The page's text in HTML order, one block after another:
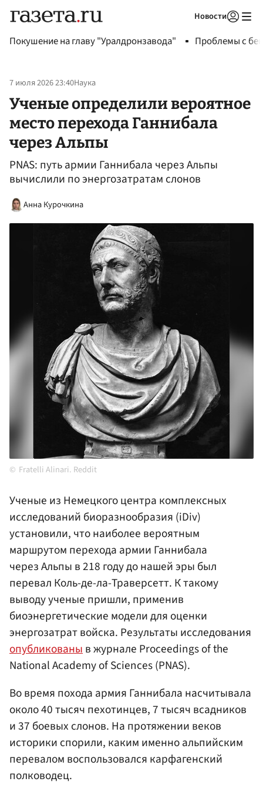
Новости
Покушение на главу "Уралдронзавода" Проблемы с
7 июля 2026 23:40Наука
Ученые определили вероятное
место перехода Ганнибала
через Альпы
PNAS: путь армии Ганнибала через Альпы
вычислили по энергозатратам слонов
Анна Курочкина
Fratelli Alinari. Reddit
Ученые из Немецкого центра комплексных
исследований биоразнообразия (iDiv)
установили, что наиболее вероятным
маршрутом перехода армии Ганнибала
через Альпы в 218 году до нашей эры был
перевал Коль-де-ла-Траверсетт. К такому
выводу ученые пришли, применив
биоэнергетические модели для оценки
энергозатрат войска. Результаты исследования
опубликованыв журнале Proceedings of the
National Academy of Sciences (PNAS).
Во время похода армия Ганнибала насчитывала
около 40 тысяч пехотинцев, 7 тысяч всадников
и 37 боевых слонов. На протяжении веков
историки спорили, каким именно альпийским
перевалом воспользовался карфагенский
полководец.